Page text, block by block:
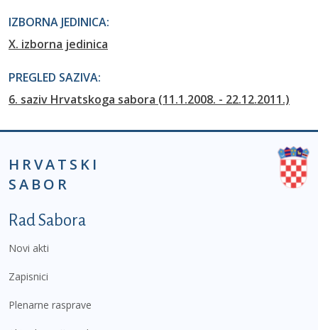
IZBORNA JEDINICA:
X. izborna jedinica
PREGLED SAZIVA:
6. saziv Hrvatskoga sabora (11.1.2008. - 22.12.2011.)
HRVATSKI
SABOR
Podnožje prvi izbornik
Rad Sabora
Novi akti
Zapisnici
Plenarne rasprave